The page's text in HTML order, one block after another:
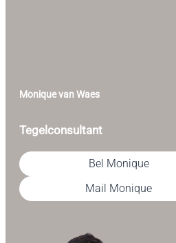
Monique van Waes
Tegelconsultant
Bel Monique
Mail Monique